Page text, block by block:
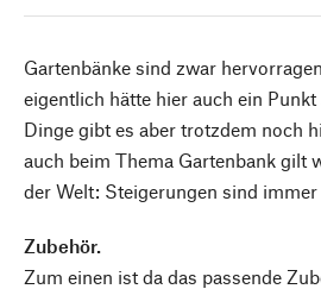
Gartenbänke sind zwar
eigentlich hätte hier auch ein
Dinge gibt es aber trotzdem noch
auch beim Thema Gartenbank gilt
der Welt: Steigerungen sind immer
Zubehör.
Zum einen ist da das passende